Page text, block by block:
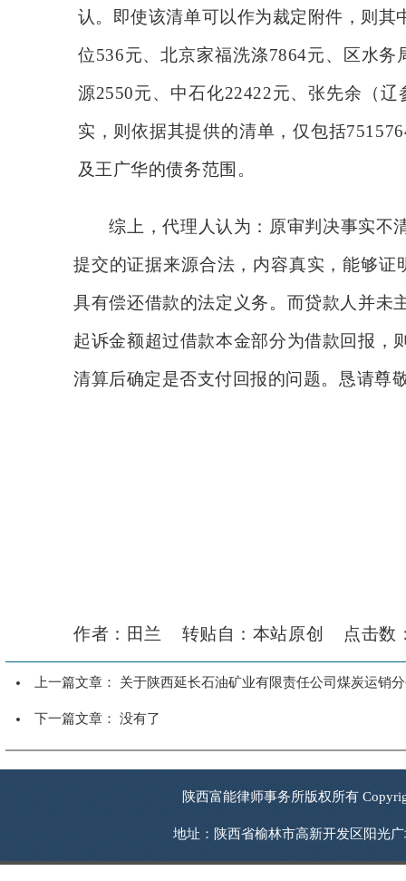
认。即使该清单可以作为裁定附件，则
位536元、北京家福洗涤7864元、区水
源2550元、中石化22422元、张先余（
实，则依据其提供的清单，仅包括
及王广华的债务范围。
综上，代理人认为：原审判决事实不
提交的证据来源合法，内容真实，能够
具有偿还借款的法定义务。而贷款人并未
起诉金额超过借款本金部分为借款回报，
清算后确定是否支付回报的问题。恳请尊
作者：田兰 转贴自：本站原创 点击数
上一篇文章： 关于陕西延长石油矿业有限责任公司煤炭运销
下一篇文章： 没有了
陕西富能律师事务所版权所有
地址：陕西省榆林市高新开发区阳光